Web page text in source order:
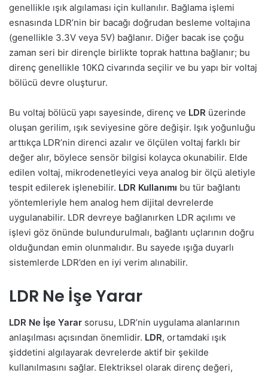
genellikle ışık algılaması için kullanılır. Bağlama işlemi
esnasında LDR’nin bir bacağı doğrudan besleme voltajına
(genellikle 3.3V veya 5V) bağlanır. Diğer bacak ise çoğu
zaman seri bir dirençle birlikte toprak hattına bağlanır; bu
direnç genellikle 10KΩ civarında seçilir ve bu yapı bir voltaj
bölücü devre oluşturur.
Bu voltaj bölücü yapı sayesinde, direnç ve LDR üzerinde
oluşan gerilim, ışık seviyesine göre değişir. Işık yoğunluğu
arttıkça LDR’nin direnci azalır ve ölçülen voltaj farklı bir
değer alır, böylece sensör bilgisi kolayca okunabilir. Elde
edilen voltaj, mikrodenetleyici veya analog bir ölçü aletiyle
tespit edilerek işlenebilir. LDR Kullanımı bu tür bağlantı
yöntemleriyle hem analog hem dijital devrelerde
uygulanabilir. LDR devreye bağlanırken LDR açılımı ve
işlevi göz önünde bulundurulmalı, bağlantı uçlarının doğru
olduğundan emin olunmalıdır. Bu sayede ışığa duyarlı
sistemlerde LDR’den en iyi verim alınabilir.
LDR Ne İşe Yarar
LDR Ne İşe Yarar sorusu, LDR’nin uygulama alanlarının
anlaşılması açısından önemlidir. LDR, ortamdaki ışık
şiddetini algılayarak devrelerde aktif bir şekilde
kullanılmasını sağlar. Elektriksel olarak direnç değeri,